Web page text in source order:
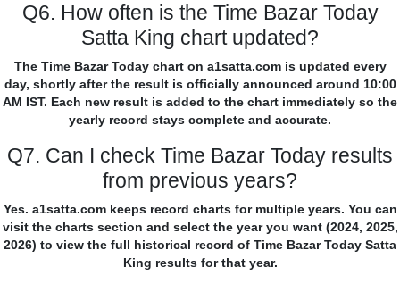
Q6. How often is the Time Bazar Today
Satta King chart updated?
The Time Bazar Today chart on a1satta.com is updated every
day, shortly after the result is officially announced around 10:00
AM IST. Each new result is added to the chart immediately so the
yearly record stays complete and accurate.
Q7. Can I check Time Bazar Today results
from previous years?
Yes. a1satta.com keeps record charts for multiple years. You can
visit the charts section and select the year you want (2024, 2025,
2026) to view the full historical record of Time Bazar Today Satta
King results for that year.